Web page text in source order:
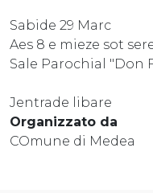
Sabide 29 Marc
Aes 8 e mieze sot
Sale Parochial "Don
Jentrade libare
Organizzato da
COmune di Medea